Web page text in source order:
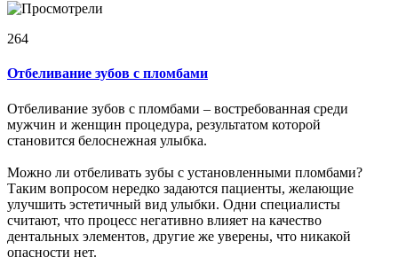
264
Отбеливание зубов с пломбами
Отбеливание зубов с пломбами – востребованная среди
мужчин и женщин процедура, результатом которой
становится белоснежная улыбка.
Можно ли отбеливать зубы с установленными пломбами?
Таким вопросом нередко задаются пациенты, желающие
улучшить эстетичный вид улыбки. Одни специалисты
считают, что процесс негативно влияет на качество
дентальных элементов, другие же уверены, что никакой
опасности нет.